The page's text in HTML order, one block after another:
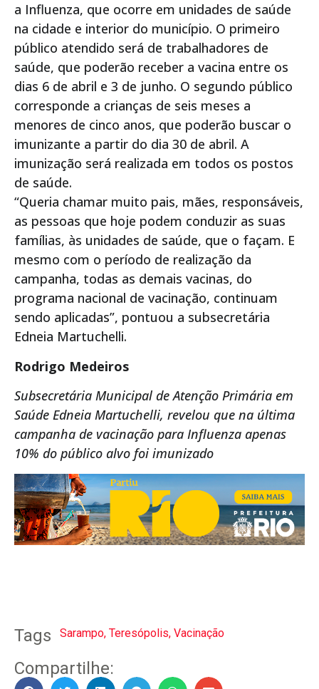
a Influenza, que ocorre em unidades de saúde
na cidade e interior do município. O primeiro
público atendido será de trabalhadores de
saúde, que poderão receber a vacina entre os
dias 6 de abril e 3 de junho. O segundo público
corresponde a crianças de seis meses a
menores de cinco anos, que poderão buscar o
imunizante a partir do dia 30 de abril. A
imunização será realizada em todos os postos
de saúde.
“Queria chamar muito pais, mães, responsáveis,
as pessoas que hoje podem conduzir as suas
famílias, às unidades de saúde, que o façam. E
mesmo com o período de realização da
campanha, todas as demais vacinas, do
programa nacional de vacinação, continuam
sendo aplicadas”, pontuou a subsecretária
Edneia Martuchelli.
Rodrigo Medeiros
Subsecretária Municipal de Atenção Primária em
Saúde Edneia Martuchelli, revelou que na última
campanha de vacinação para Influenza apenas
10% do público alvo foi imunizado
Tags Sarampo, Teresópolis, Vacinação
Compartilhe: